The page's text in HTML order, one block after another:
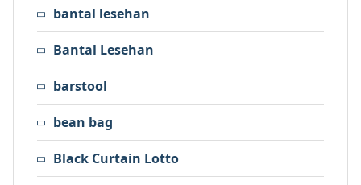
bantal lesehan
Bantal Lesehan
barstool
bean bag
Black Curtain Lotto